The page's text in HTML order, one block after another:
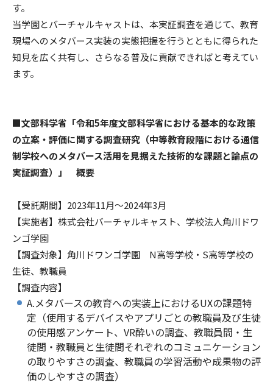
す。
当学園とバーチャルキャストは、本実証調査を通じて、教育
現場へのメタバース実装の実態把握を行うとともに得られた
知見を広く共有し、さらなる普及に貢献できればと考えてい
ます。
■文部科学省「令和5年度文部科学省における基本的な政策
の立案・評価に関する調査研究（中等教育段階における通信
制学校へのメタバース活用を見据えた技術的な課題と論点の
実証調査）」 概要
【受託期間】2023年11月～2024年3月
【実施者】株式会社バーチャルキャスト、学校法人角川ドワ
ンゴ学園
【調査対象】角川ドワンゴ学園 N高等学校・S高等学校の
生徒、教職員
【調査内容】
A.メタバースの教育への実装上におけるUXの課題特
定（使用するデバイスやアプリごとの教職員及び生徒
の使用感アンケート、VR酔いの調査、教職員間・生
徒間・教職員と生徒間それぞれのコミュニケーション
の取りやすさの調査、教職員の学習活動や成果物の評
価のしやすさの調査）